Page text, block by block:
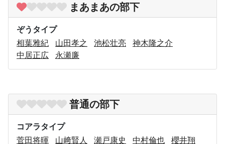
まあまあの部下
ぞうタイプ
相葉雅紀
山田孝之 池松壮亮
神木隆之介
中居正広
永瀬廉
普通の部下
コアラタイプ
菅田将暉
山﨑賢人 瀬戸康史 中村倫也 櫻井翔